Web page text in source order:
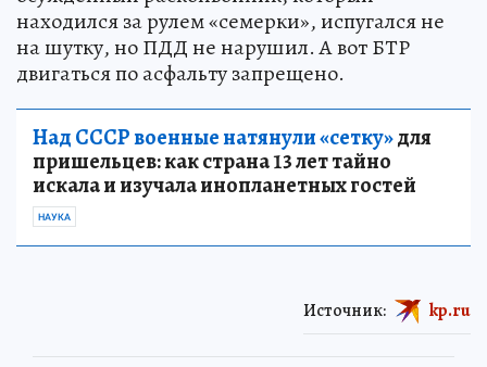
находился за рулем «семерки», испугался не
на шутку, но ПДД не нарушил. А вот БТР
двигаться по асфальту запрещено.
Над СССР военные натянули «сетку»для
пришельцев: как страна 13 лет тайно
искала и изучала инопланетных гостей
НАУКА
Источник: kp.ru